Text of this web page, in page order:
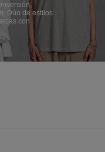
Dúo de estilos
con